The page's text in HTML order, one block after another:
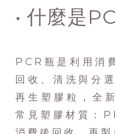
• 什麼是
PCR瓶是利用消
回收、清洗與分
再生塑膠粒，全
常見塑膠材質：